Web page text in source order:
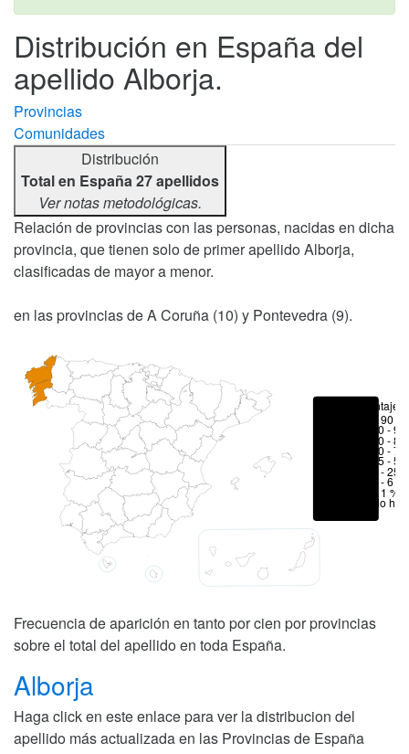
Distribución en España del
apellido Alborja.
Provincias
Comunidades
Distribución
Total en España 27 apellidos
Ver notas metodológicas.
Relación de provincias con las personas, nacidas en dicha
provincia, que tienen solo de primer apellido Alborja,
clasificadas de mayor a menor.
en las provincias de A Coruña (10) y Pontevedra (9).
Porcentajes
> 90 %
80 -
70 -
50 -
25 -
6 - 25
1 - 6 %
< 1 %
No hay
Frecuencia de aparición en tanto por cien por provincias
sobre el total del apellido en toda España.
Alborja
Haga click en este enlace para ver la distribucion del
apellido más actualizada en las Provincias de España